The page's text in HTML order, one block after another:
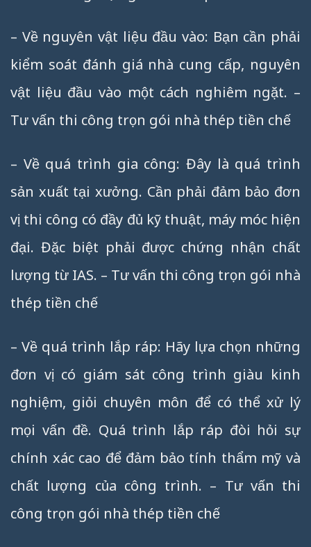
– Về nguyên vật liệu đầu vào: Bạn cần phải
kiểm soát đánh giá nhà cung cấp, nguyên
vật liệu đầu vào một cách nghiêm ngặt. –
Tư vấn thi công trọn gói nhà thép tiền chế
– Về quá trình gia công: Đây là quá trình
sản xuất tại xưởng. Cần phải đảm bảo đơn
vị thi công có đầy đủ kỹ thuật, máy móc hiện
đại. Đặc biệt phải được chứng nhận chất
lượng từ IAS. – Tư vấn thi công trọn gói nhà
thép tiền chế
– Về quá trình lắp ráp: Hãy lựa chọn những
đơn vị có giám sát công trình giàu kinh
nghiệm, giỏi chuyên môn để có thể xử lý
mọi vấn đề. Quá trình lắp ráp đòi hỏi sự
chính xác cao để đảm bảo tính thẩm mỹ và
chất lượng của công trình. – Tư vấn thi
công trọn gói nhà thép tiền chế